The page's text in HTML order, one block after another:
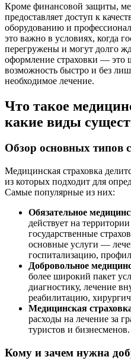
Кроме финансовой защиты,
предоставляет доступ к
оборудованию и
это важно в условиях, когда
перегружены и могут долго
оформление страховки — это
возможность быстро и без
необходимое лечение.
Что такое
какие виды
Обзор основных типов
Медицинская страховка
из которых подходит для
Самые популярные из них:
Обязательное
действует на
государственные
основные услуги —
госпитализацию,
Добровольное
более широкий пакет
диагностику, лечение
реабилитацию,
Медицинская
расходы на лечение за
туристов и бизнесменов.
Кому и зачем нужна